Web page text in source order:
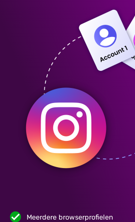
Meerdere browserprofielen